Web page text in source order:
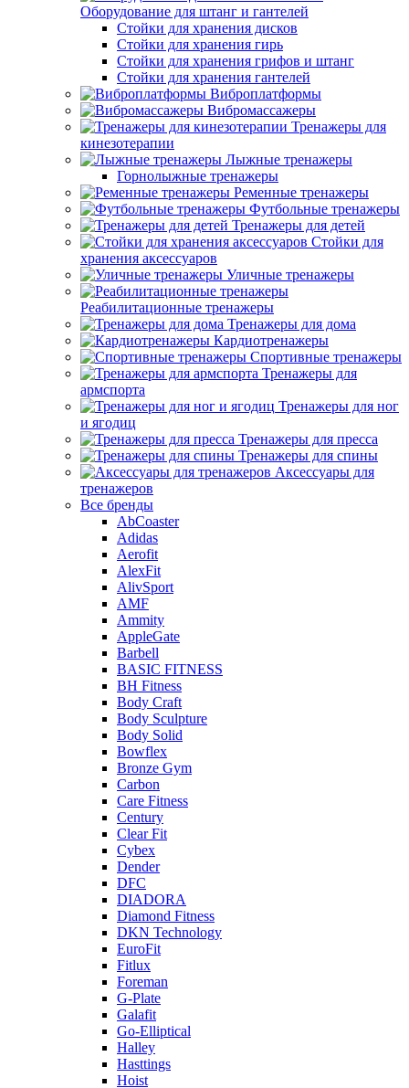
Оборудование для штанг и гантелей
Стойки для хранения дисков
Стойки для хранения гирь
Стойки для хранения грифов и штанг
Стойки для хранения гантелей
Виброплатформы
Вибромассажеры
Тренажеры для
кинезотерапии
Лыжные тренажеры
Горнолыжные тренажеры
Ременные тренажеры
Футбольные тренажеры
Тренажеры для детей
Стойки для
хранения аксессуаров
Уличные тренажеры
Реабилитационные тренажеры
Тренажеры для дома
Кардиотренажеры
Спортивные тренажеры
Тренажеры для
армспорта
Тренажеры для ног
и ягодиц
Тренажеры для пресса
Тренажеры для спины
Аксессуары для
тренажеров
Все бренды
AbCoaster
Adidas
Aerofit
AlexFit
AlivSport
AMF
Ammity
AppleGate
Barbell
BASIC FITNESS
BH Fitness
Body Craft
Body Sculpture
Body Solid
Bowflex
Bronze Gym
Carbon
Care Fitness
Century
Clear Fit
Cybex
Dender
DFC
DIADORA
Diamond Fitness
DKN Technology
EuroFit
Fitlux
Foreman
G-Plate
Galafit
Go-Elliptical
Halley
Hasttings
Hoist